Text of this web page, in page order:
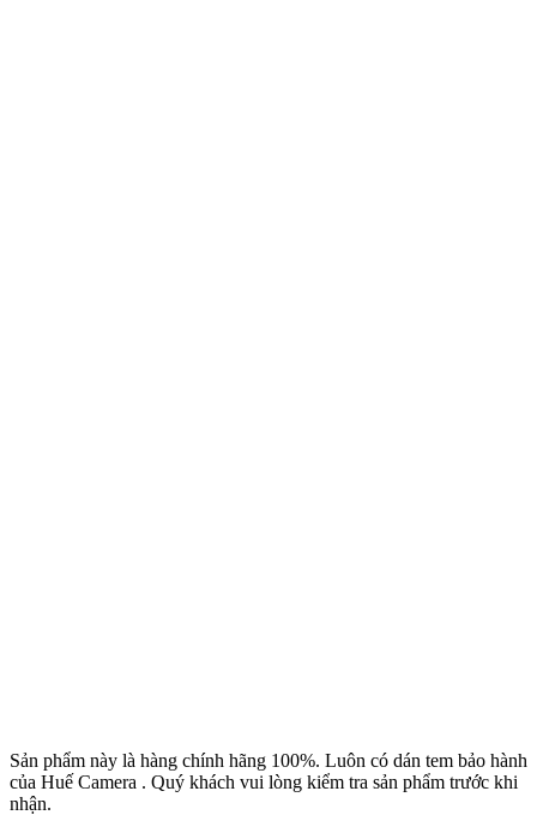
Sản phẩm này là hàng chính hãng 100%. Luôn có dán tem bảo hành
của Huế Camera . Quý khách vui lòng kiểm tra sản phẩm trước khi
nhận.